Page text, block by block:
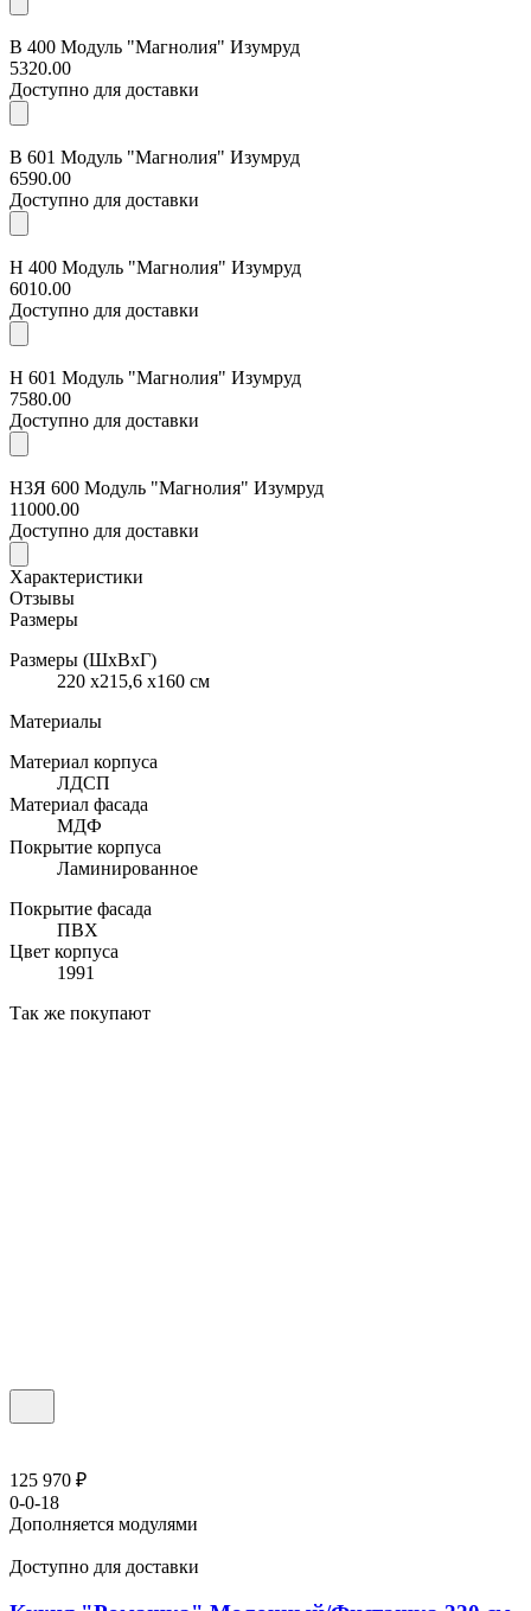
В 400 Модуль "Магнолия" Изумруд
5320.00
Доступно для доставки
В 601 Модуль "Магнолия" Изумруд
6590.00
Доступно для доставки
Н 400 Модуль "Магнолия" Изумруд
6010.00
Доступно для доставки
Н 601 Модуль "Магнолия" Изумруд
7580.00
Доступно для доставки
Н3Я 600 Модуль "Магнолия" Изумруд
11000.00
Доступно для доставки
Характеристики
Отзывы
Размеры
Размеры (ШхВхГ)
220 x215,6 x160 см
Материалы
Материал корпуса
ЛДСП
Материал фасада
МДФ
Покрытие корпуса
Ламинированное
Покрытие фасада
ПВХ
Цвет корпуса
1991
Так же покупают
125 970 ₽
0-0-18
Дополняется модулями
Доступно для доставки